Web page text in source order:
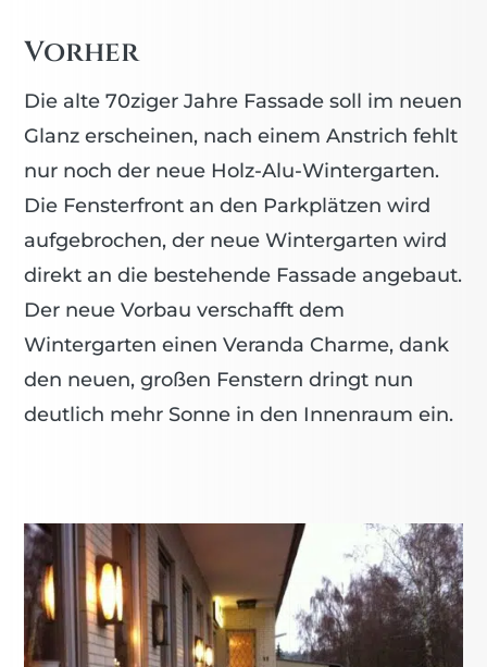
Vorher
Die alte 70ziger Jahre Fassade soll im neuen
Glanz erscheinen, nach einem Anstrich fehlt
nur noch der neue Holz-Alu-Wintergarten.
Die Fensterfront an den Parkplätzen wird
aufgebrochen, der neue Wintergarten wird
direkt an die bestehende Fassade angebaut.
Der neue Vorbau verschafft dem
Wintergarten einen Veranda Charme, dank
den neuen, großen Fenstern dringt nun
deutlich mehr Sonne in den Innenraum ein.